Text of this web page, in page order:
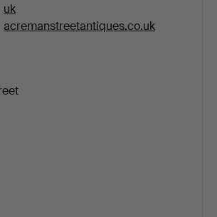
uk
acremanstreetantiques.co.uk